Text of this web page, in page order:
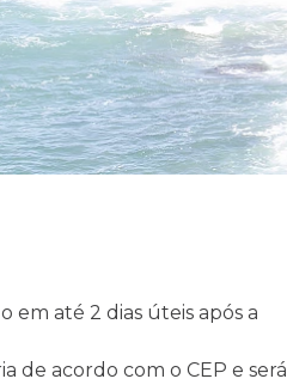
em até 2 dias úteis após a
de acordo com o CEP e será